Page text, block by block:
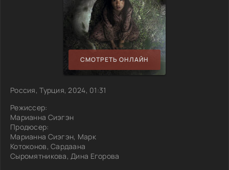
СМОТРЕТЬ ОНЛАЙН
Россия, Турция, 2024, 01:31
Режиссер:
Марианна Сиэгэн
Продюсер:
Марианна Сиэгэн, Марк
Котоконов, Сардаана
Сыромятникова, Дина Егорова